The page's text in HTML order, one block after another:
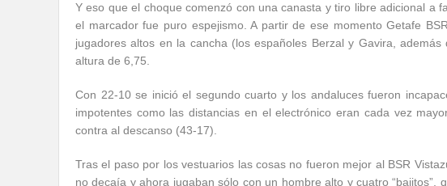
Y eso que el choque comenzó con una canasta y tiro libre adicional a
el marcador fue puro espejismo. A partir de ese momento Getafe
jugadores altos en la cancha (los españoles Berzal y Gavira,
altura de 6,75.
Con 22-10 se inició el segundo cuarto y los andaluces fueron
impotentes como las distancias en el electrónico eran cada vez
contra al descanso (43-17).
Tras el paso por los vestuarios las cosas no fueron mejor al BSR
no decaía y ahora jugaban sólo con un hombre alto y cuatro “bajitos”,